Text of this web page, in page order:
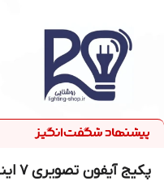
پکیج آیفون تصویری 7 اینچ مدل بهار B 71 کالیوز